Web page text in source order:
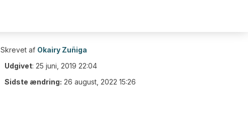
Skrevet af Okairy Zuñiga
Udgivet: 25 juni, 2019 22:04
Sidste ændring: 26 august, 2022 15:26